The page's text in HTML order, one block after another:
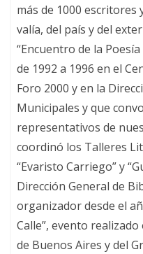
más de 1000 escritores
valía, del país y del
“Encuentro de la
de 1992 a 1996 en el
Foro 2000 y en la
Municipales y que
representativos de
coordinó los Talleres
“Evaristo Carriego” y
Dirección General de
organizador desde el
Calle”, evento
de Buenos Aires y del